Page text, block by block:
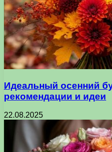
Идеальный осенний
рекомендации и идеи
22.08.2025